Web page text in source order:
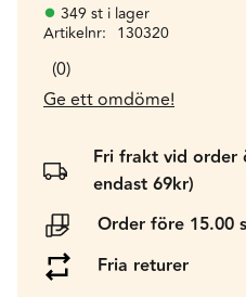
349 st i lager
Artikelnr
130320
0
Ge ett omdöme!
Fri frakt vid order
endast 69kr)
Order före 15.00
Fria returer